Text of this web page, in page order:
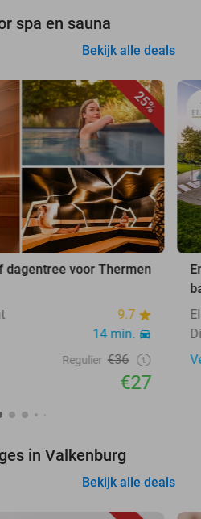
spa en sauna
Bekijk alle deals
25%
dagentree voor Thermen
9.7
14 min.
Regulier €36
€27
in Valkenburg
Bekijk alle deals